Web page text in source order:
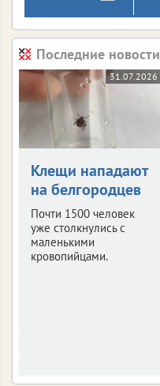
Последние новости
31.07.2026
Клещи нападают
на белгородцев
Почти 1500 человек
уже столкнулись с
маленькими
кровопийцами.